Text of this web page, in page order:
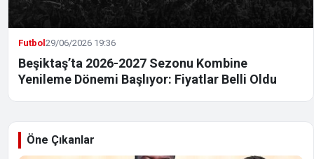
Futbol29/06/2026 19:36
Beşiktaş’ta 2026-2027 Sezonu Kombine
Yenileme Dönemi Başlıyor: Fiyatlar Belli Oldu
Öne Çıkanlar